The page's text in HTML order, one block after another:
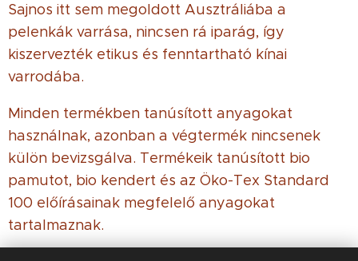
Sajnos itt sem megoldott Ausztráliába a
pelenkák varrása, nincsen rá iparág, így
kiszervezték etikus és fenntartható kínai
varrodába.
Minden termékben tanúsított anyagokat
használnak, azonban a végtermék nincsenek
külön bevizsgálva. Termékeik tanúsított bio
pamutot, bio kendert és az Öko-Tex Standard
100 előírásainak megfelelő anyagokat
tartalmaznak.